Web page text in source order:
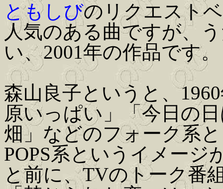
ともしびのリクエスト
人気のある曲ですが、
い、2001年の作品です。
森山良子というと、
原いっぱい」「今日の
畑」などのフォーク系
POPS系というイメージ
と前に、TVのトーク番